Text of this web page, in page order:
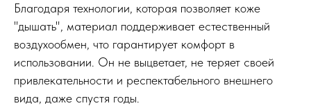
Благодаря технологии, которая позволяет коже
"дышать", материал поддерживает естественный
воздухообмен, что гарантирует комфорт в
использовании. Он не выцветает, не теряет своей
привлекательности и респектабельного внешнего
вида, даже спустя годы.